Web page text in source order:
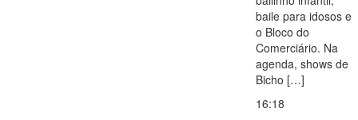
baile para idosos e
o Bloco do
Comerciário. Na
agenda, shows de
Bicho […]
16:18